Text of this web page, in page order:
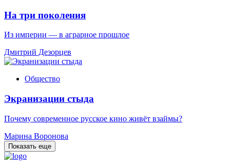
На три поколения
Из империи — в аграрное прошлое
Дмитрий Дезорцев
Общество
Экранизации стыда
Почему современное русское кино живёт взаймы?
Марина Воронова
Показать еще